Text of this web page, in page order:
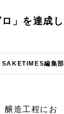
」を達成し
SAKETIMES編集部
醸造工程にお